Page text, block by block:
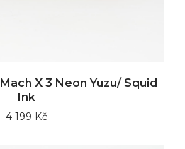
X 3 Neon Yuzu/ Squid
Ink
4 199 Kč